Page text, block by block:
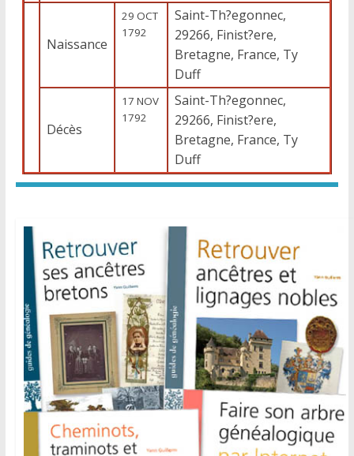
Naissance
29 OCT
1792
Saint-Th?egonnec,
29266, Finist?ere,
Bretagne, France, Ty
Duff
Décès
17 NOV
1792
Saint-Th?egonnec,
29266, Finist?ere,
Bretagne, France, Ty
Duff